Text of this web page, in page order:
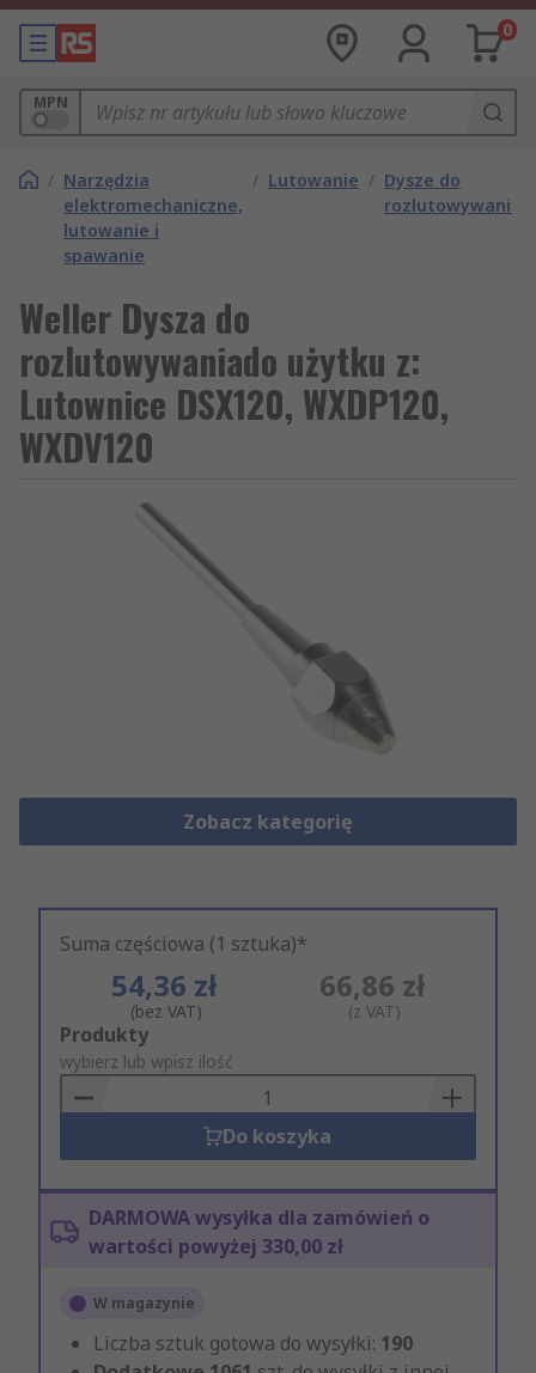
0
MPN
/ Narzędzia
elektromechaniczne,
lutowanie i
spawanie
/ Lutowanie / Dysze do
rozlutowywania
Weller Dysza do
rozlutowywaniado użytku z:
Lutownice DSX120, WXDP120,
WXDV120
Zobacz kategorię
Suma częściowa (1 sztuka)*
54,36 zł
(bez VAT)
66,86 zł
(z VAT)
Add
to
Basket
Produkty
wybierz lub wpisz ilość
Do koszyka
DARMOWA wysyłka dla zamówień o
wartości powyżej 330,00 zł
W magazynie
Liczba sztuk gotowa do wysyłki: 190